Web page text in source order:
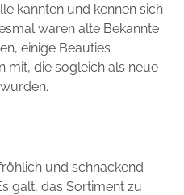
kannten und kennen sich
waren alte Bekannte
einige Beauties
mit, die sogleich als neue
und schnackend
galt, das Sortiment zu